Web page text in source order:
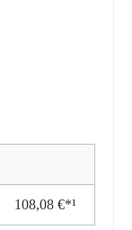
108,08 €*¹